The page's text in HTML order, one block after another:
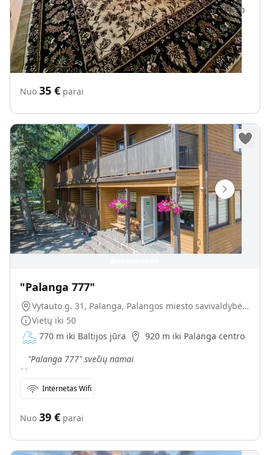
550 m iki Baltijos jūra
650 m iki Palanga centro
„Vila "Jūros akis" Palangoje
Internetas Wifi
Nuo 35 € parai
"Palanga 777"
Vytauto g. 31, Palanga, Palangos miesto savivaldybė, Lietuva
Vietų iki 50
770 m iki Baltijos jūra
920 m iki Palanga centro
„"Palanga 777" svečių namai
Internetas Wifi
Nuo 39 € parai